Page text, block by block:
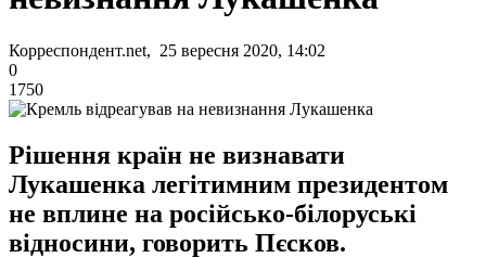
Корреспондент.net, 25 вересня 2020, 14:02
0
1750
Рішення країн не визнавати
Лукашенка легітимним президентом
не вплине на російсько-білоруські
відносини, говорить Пєсков.